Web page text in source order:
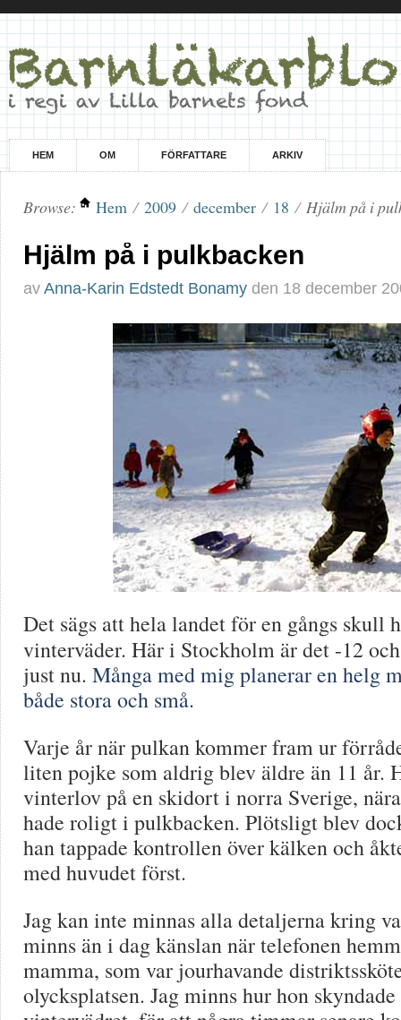
HEM OM FÖRFATTARE ARKIV
Browse: Hem / 2009 / december / 18 / Hjälm på i
Hjälm på i pulkbacken
av Anna-Karin Edstedt Bonamy den 18 december
Det sägs att hela landet för en gångs skull
vinterväder. Här i Stockholm är det -12
just nu. Många med mig planerar en helg
både stora och små.
Varje år när pulkan kommer fram ur
liten pojke som aldrig blev äldre än 11 år.
vinterlov på en skidort i norra Sverige,
hade roligt i pulkbacken. Plötsligt blev
han tappade kontrollen över kälken och
med huvudet först.
Jag kan inte minnas alla detaljerna kring
minns än i dag känslan när telefonen
mamma, som var jourhavande
olycksplatsen. Jag minns hur hon